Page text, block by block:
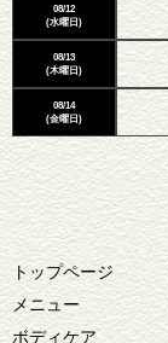
08/12
(水曜日)
08/13
(木曜日)
08/14
(金曜日)
トップページ
メニュー
ボディケア